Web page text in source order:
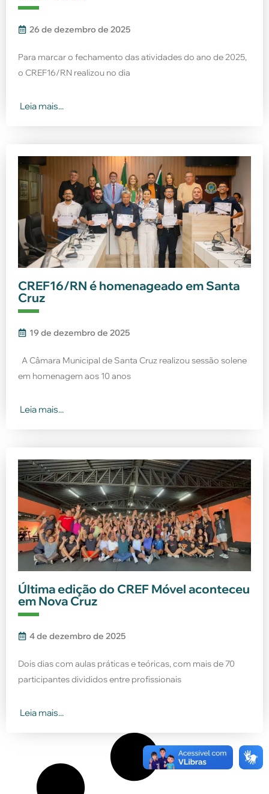
26 de dezembro de 2025
Para marcar o fechamento das atividades do ano de 2025,
o CREF16/RN realizou no dia
Leia mais...
CREF16/RN é homenageado em Santa
Cruz
19 de dezembro de 2025
A Câmara Municipal de Santa Cruz realizou sessão solene
em homenagem aos 10 anos
Leia mais...
Última edição do CREF Móvel aconteceu
em Nova Cruz
4 de dezembro de 2025
Dois dias com aulas práticas e teóricas, com mais de 70
participantes divididos entre profissionais
Leia mais...